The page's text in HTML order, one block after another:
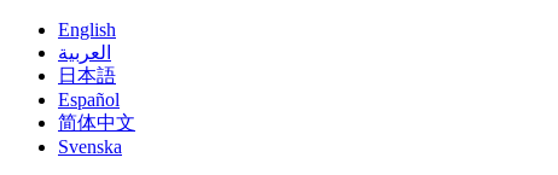
English
العربية
日本語
Español
简体中文
Svenska